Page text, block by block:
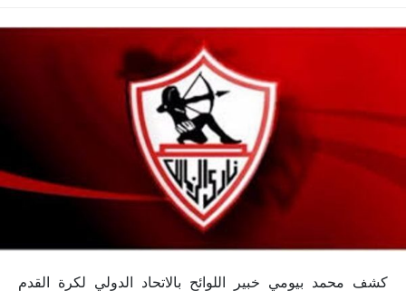
كشف محمد بيومي خبير اللوائح بالاتحاد الدولي لكرة القدم